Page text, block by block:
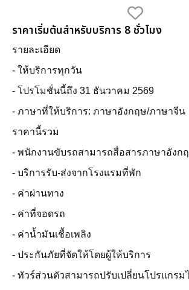
ราคาเริ่มต้นสำหรับบริการ 8 ชั่วโมง
รายละเอียด
- ให้บริการทุกวัน
- โปรโมชั่นนี้ถึง 31 ธันวาคม 2569
- ภาษาที่ให้บริการ: ภาษาอังกฤษ/ภาษาจีน
ราคานี้รวม
- พนักงานขับรถสามารถสื่อสารภาษาอังก
- บริการรับ-ส่งจากโรงแรมที่พัก
- ค่าผ่านทาง
- ค่าที่จอดรถ
- ค่าน้ำมันเชื้อเพลิง
- ประกันภัยที่จัดให้โดยผู้ให้บริการ
- ทัวร์ส่วนตัวสามารถปรับเปลี่ยนโปรแกรม